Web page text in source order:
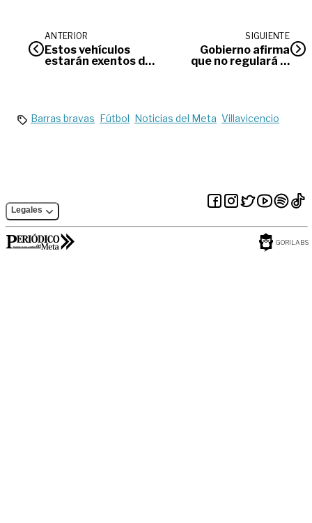
ANTERIOR
Estos vehículos
estarán exentos del
SIGUIENTE
Gobierno afirma
que no regulará la
Barras bravas Fútbol Noticias del Meta Villavicencio
Legales
GORILABS